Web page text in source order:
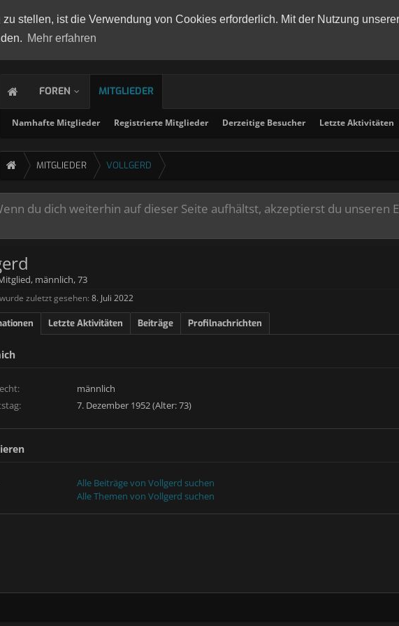
stellen, ist die Verwendung von Cookies erforderlich. Mit der Nutzung
Mehr erfahren
FOREN MITGLIEDER
Namhafte Mitglieder Registrierte Mitglieder Derzeitige Besucher Letzte Aktivitäten
MITGLIEDER VOLLGERD
du dich weiterhin auf dieser Seite aufhältst, akzeptierst du unseren
, männlich, 73
zuletzt gesehen: 8. Juli 2022
Letzte Aktivitäten Beiträge Profilnachrichten
männlich
7. Dezember 1952 (Alter: 73)
Alle Beiträge von Vollgerd suchen
Alle Themen von Vollgerd suchen